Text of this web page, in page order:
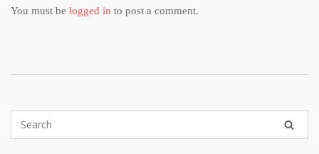
You must be logged in to post a comment.